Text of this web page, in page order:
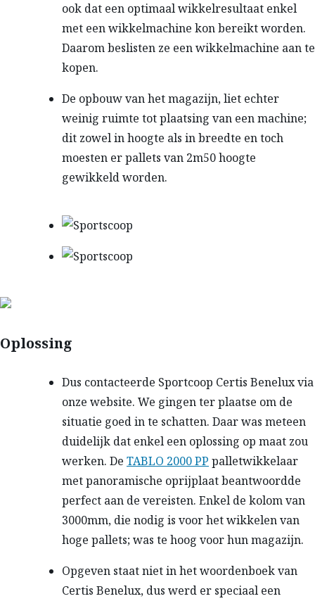
ook dat een optimaal wikkelresultaat enkel
met een wikkelmachine kon bereikt worden.
Daarom beslisten ze een wikkelmachine aan te
kopen.
De opbouw van het magazijn, liet echter
weinig ruimte tot plaatsing van een machine;
dit zowel in hoogte als in breedte en toch
moesten er pallets van 2m50 hoogte
gewikkeld worden.
Oplossing
Dus contacteerde Sportcoop Certis Benelux via
onze website. We gingen ter plaatse om de
situatie goed in te schatten. Daar was meteen
duidelijk dat enkel een oplossing op maat zou
werken. De TABLO 2000 PP palletwikkelaar
met panoramische oprijplaat beantwoordde
perfect aan de vereisten. Enkel de kolom van
3000mm, die nodig is voor het wikkelen van
hoge pallets; was te hoog voor hun magazijn.
Opgeven staat niet in het woordenboek van
Certis Benelux, dus werd er speciaal een